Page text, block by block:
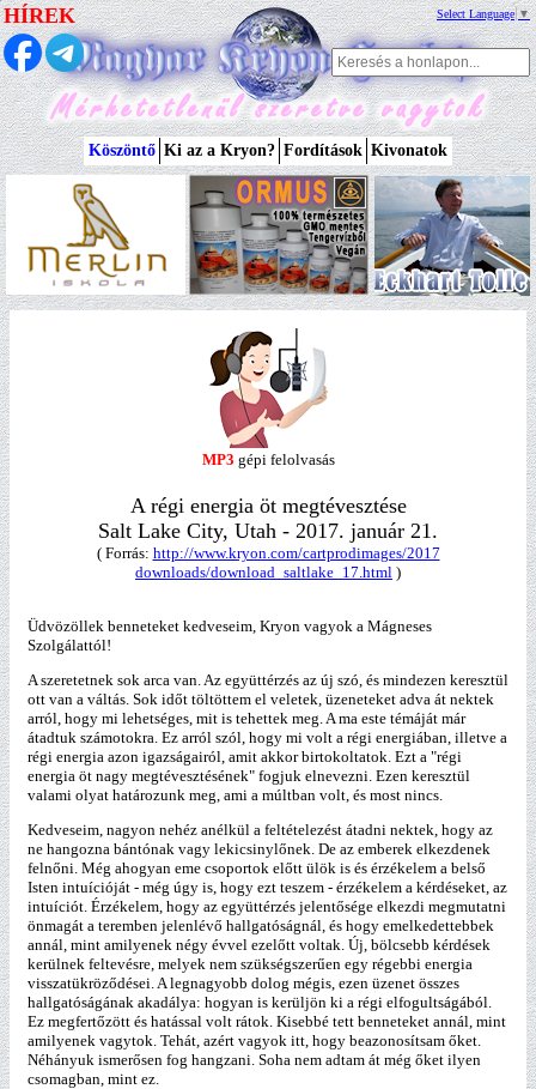
HÍREK Select Language ▼
Köszöntő Ki az a Kryon? Fordítások Kivonatok
MP3 gépi felolvasás
A régi energia öt megtévesztése
Salt Lake City, Utah - 2017. január 21.
( Forrás: http://www.kryon.com/cartprodimages/2017
downloads/download_saltlake_17.html )
Üdvözöllek benneteket kedveseim, Kryon vagyok a Mágneses
Szolgálattól!
A szeretetnek sok arca van. Az együttérzés az új szó, és mindezen keresztül
ott van a váltás. Sok időt töltöttem el veletek, üzeneteket adva át nektek
arról, hogy mi lehetséges, mit is tehettek meg. A ma este témáját már
átadtuk számotokra. Ez arról szól, hogy mi volt a régi energiában, illetve a
régi energia azon igazságairól, amit akkor birtokoltatok. Ezt a "régi
energia öt nagy megtévesztésének" fogjuk elnevezni. Ezen keresztül
valami olyat határozunk meg, ami a múltban volt, és most nincs.
Kedveseim, nagyon nehéz anélkül a feltételezést átadni nektek, hogy az
ne hangozna bántónak vagy lekicsinylőnek. De az emberek elkezdenek
felnőni. Még ahogyan eme csoportok előtt ülök is és érzékelem a belső
Isten intuícióját - még úgy is, hogy ezt teszem - érzékelem a kérdéseket, az
intuíciót. Érzékelem, hogy az együttérzés jelentősége elkezdi megmutatni
önmagát a teremben jelenlévő hallgatóságnál, és hogy emelkedettebbek
annál, mint amilyenek négy évvel ezelőtt voltak. Új, bölcsebb kérdések
kerülnek feltevésre, melyek nem szükségszerűen egy régebbi energia
visszatükröződései. A legnagyobb dolog mégis, ezen üzenet összes
hallgatóságának akadálya: hogyan is kerüljön ki a régi elfogultságából.
Ez megfertőzött és hatással volt rátok. Kisebbé tett benneteket annál, mint
amilyenek vagytok. Tehát, azért vagyok itt, hogy beazonosítsam őket.
Néhányuk ismerősen fog hangzani. Soha nem adtam át még őket ilyen
csomagban, mint ez.